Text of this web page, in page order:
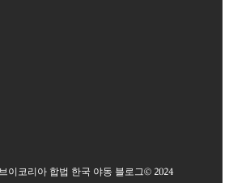
이코리아 합법 한국 야동 블로그© 2024